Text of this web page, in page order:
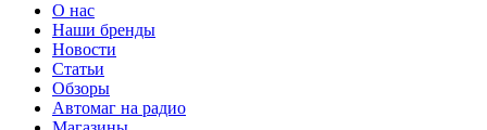
О нас
Наши бренды
Новости
Статьи
Обзоры
Автомаг на радио